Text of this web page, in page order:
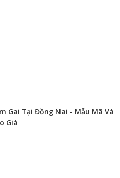
Gai Tại Đồng Nai - Mẫu Mã Và
Giá